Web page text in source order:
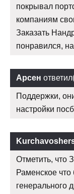
покрывал
компаниям
Заказать
понравился,
Арсен
Поддержки,
настройки
Отметить, что
Раменское
генерального